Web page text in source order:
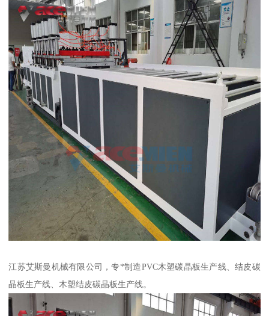
江苏艾斯曼机械有限公司，专*制造PVC木塑碳晶板生产线、结皮碳
晶板生产线、木塑结皮碳晶板生产线。